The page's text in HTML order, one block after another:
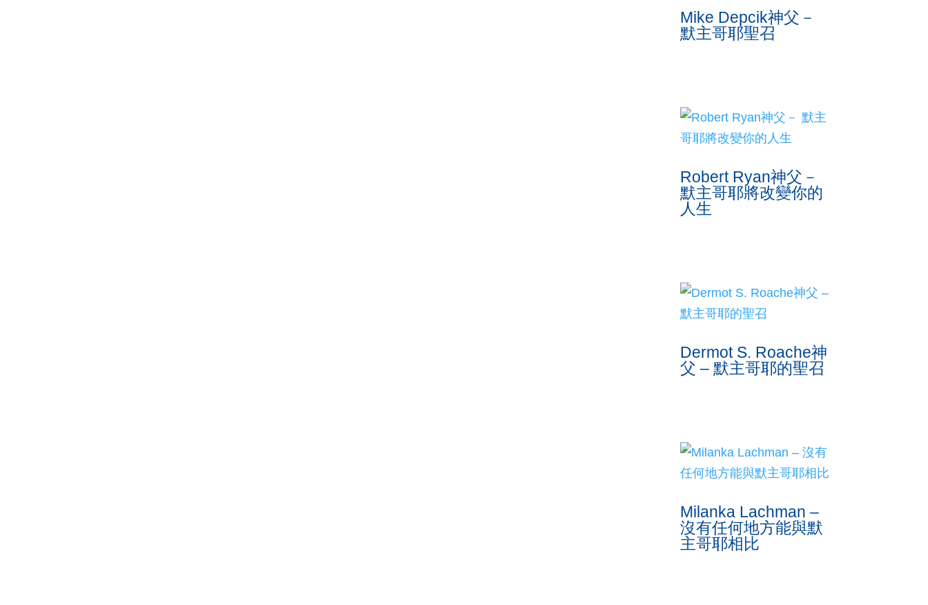
Mike Depcik神父－
默主哥耶聖召
Robert Ryan神父－
默主哥耶將改變你的
人生
Dermot S. Roache神
父 – 默主哥耶的聖召
Milanka Lachman –
沒有任何地方能與默
主哥耶相比